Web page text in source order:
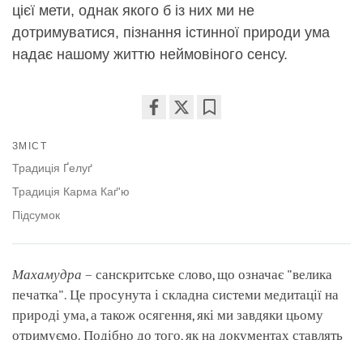
цієї мети, однак якого б із них ми не
дотримуватися, пізнання істинної природи ума
надає нашому життю неймовіного сенсу.
ЗМІСТ
Традиція Ґелуґ
Традиція Карма Каґ'ю
Підсумок
Махамудра – санскритське слово, що означає "велика
печатка". Це просунута і складна системи медитації на
природі ума, а також осягення, які ми завдяки цьому
отримуємо. Подібно до того, як на документах ставлять